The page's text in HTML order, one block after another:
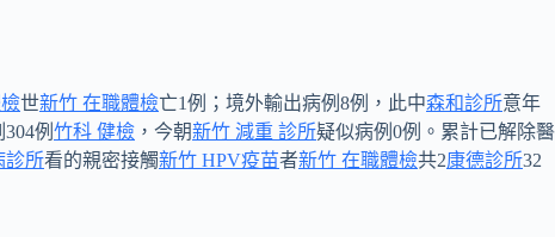
世新竹 在職體檢亡1例；境外輸出病例8例，此中森和診所意年
例 竹科 健檢 ，今朝新竹 減重 診所疑似病例0例。累計已解除醫
診所看的親密接觸新竹 HPV疫苗者新竹 在職體檢共2康德診所32